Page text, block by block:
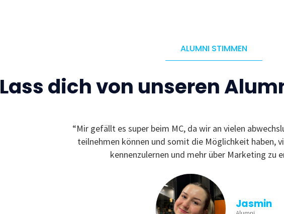
ALUMNI STIMMEN
Lass dich von unseren
“Mir gefällt es super beim MC, da wir an vielen
teilnehmen können und somit die Möglichkeit haben,
kennenzulernen und mehr über Marketing zu
Jasmin